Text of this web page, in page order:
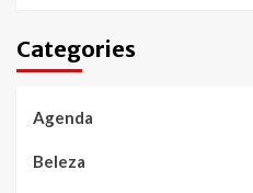
Categories
Agenda
Beleza